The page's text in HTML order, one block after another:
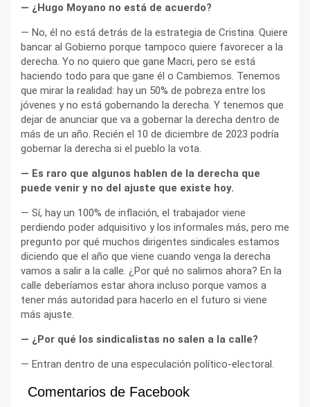
— ¿Hugo Moyano no está de acuerdo?
— No, él no está detrás de la estrategia de Cristina. Quiere
bancar al Gobierno porque tampoco quiere favorecer a la
derecha. Yo no quiero que gane Macri, pero se está
haciendo todo para que gane él o Cambiemos. Tenemos
que mirar la realidad: hay un 50% de pobreza entre los
jóvenes y no está gobernando la derecha. Y tenemos que
dejar de anunciar que va a gobernar la derecha dentro de
más de un año. Recién el 10 de diciembre de 2023 podría
gobernar la derecha si el pueblo la vota.
— Es raro que algunos hablen de la derecha que
puede venir y no del ajuste que existe hoy.
— Sí, hay un 100% de inflación, el trabajador viene
perdiendo poder adquisitivo y los informales más, pero me
pregunto por qué muchos dirigentes sindicales estamos
diciendo que el año que viene cuando venga la derecha
vamos a salir a la calle. ¿Por qué no salimos ahora? En la
calle deberíamos estar ahora incluso porque vamos a
tener más autoridad para hacerlo en el futuro si viene
más ajuste.
— ¿Por qué los sindicalistas no salen a la calle?
— Entran dentro de una especulación político-electoral.
Comentarios de Facebook